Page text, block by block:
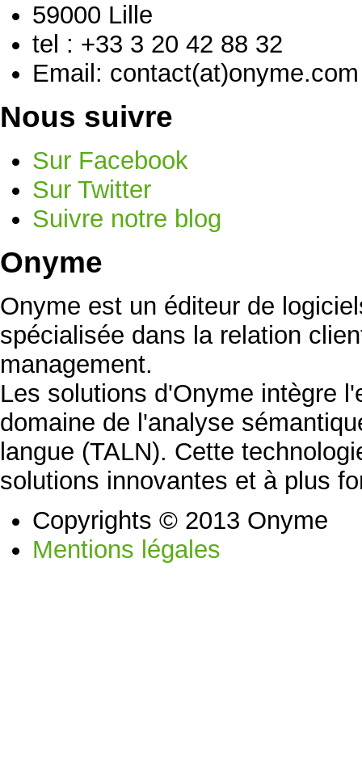
59000 Lille
tel : +33 3 20 42 88 32
Email: contact(at)onyme.com
Nous suivre
Sur Facebook
Sur Twitter
Suivre notre blog
Onyme
Onyme est un éditeur de
spécialisée dans la relation
management.
Les solutions d'Onyme intègre
domaine de l'analyse
langue (TALN). Cette
solutions innovantes et à plus
Copyrights © 2013 Onyme
Mentions légales